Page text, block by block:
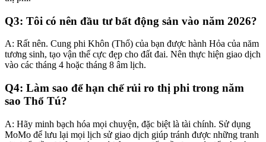
Q3: Tôi có nên đầu tư bất động sản vào năm 2026?
A: Rất nên. Cung phi Khôn (Thổ) của bạn được hành Hỏa của năm
tương sinh, tạo vận thế cực đẹp cho đất đai. Nên thực hiện giao dịch
vào các tháng 4 hoặc tháng 8 âm lịch.
Q4: Làm sao để hạn chế rủi ro thị phi trong năm
sao Thổ Tú?
A: Hãy minh bạch hóa mọi chuyện, đặc biệt là tài chính. Sử dụng
MoMo để lưu lại mọi lịch sử giao dịch giúp tránh được những tranh